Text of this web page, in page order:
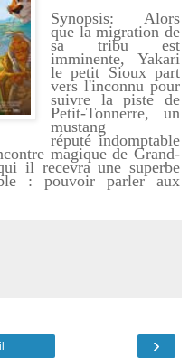
Synopsis: Alors
que la migration de
sa tribu est
imminente, Yakari
le petit Sioux part
vers l'inconnu pour
suivre la piste de
Petit-Tonnerre, un
mustang
réputé indomptable
magique de Grand-
il recevra une superbe
: pouvoir parler aux
›